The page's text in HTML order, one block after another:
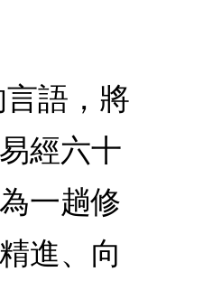
語，將
經六十
一趟修
進、向